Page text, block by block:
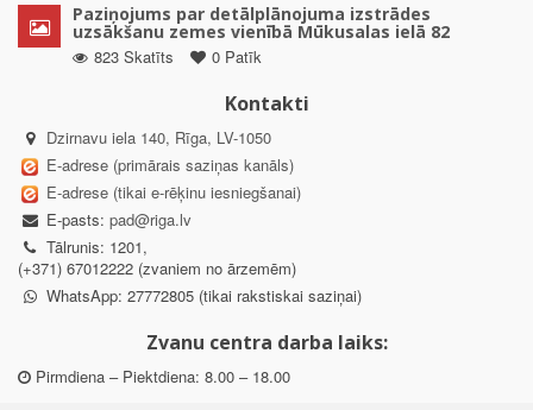
Paziņojums par detālplānojuma izstrādes
uzsākšanu zemes vienībā Mūkusalas ielā 82
823 Skatīts
0 Patīk
Kontakti
Dzirnavu iela 140, Rīga, LV-1050
E-adrese (primārais saziņas kanāls)
E-adrese (tikai e-rēķinu iesniegšanai)
E-pasts: pad@riga.lv
Tālrunis: 1201,
(+371) 67012222 (zvaniem no ārzemēm)
WhatsApp: 27772805 (tikai rakstiskai saziņai)
Zvanu centra darba laiks:
Pirmdiena – Piektdiena: 8.00 – 18.00